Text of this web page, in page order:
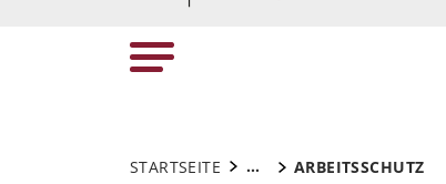
STARTSEITE ... ARBEITSSCHUTZ